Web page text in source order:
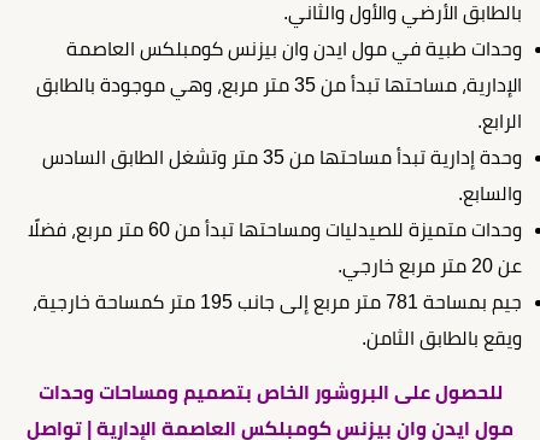
بالطابق الأرضي والأول والثاني.
وحدات طبية في مول ايدن وان بيزنس كومبلكس العاصمة
الإدارية، مساحتها تبدأ من 35 متر مربع، وهي موجودة بالطابق
الرابع.
وحدة إدارية تبدأ مساحتها من 35 متر وتشغل الطابق السادس
والسابع.
وحدات متميزة للصيدليات ومساحتها تبدأ من 60 متر مربع، فضلًا
عن 20 متر مربع خارجي.
جيم بمساحة 781 متر مربع إلى جانب 195 متر كمساحة خارجية،
ويقع بالطابق الثامن.
للحصول على البروشور الخاص بتصميم ومساحات وحدات
مول ايدن وان بيزنس كومبلكس العاصمة الإدارية | تواصل